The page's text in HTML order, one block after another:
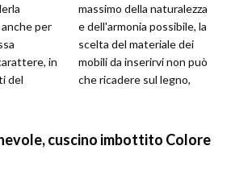
per
in
del
massimo della naturalezza
e dell'armonia possibile, la
scelta del materiale dei
mobili da inserirvi non può
che ricadere sul legno,
cuscino imbottito Colore